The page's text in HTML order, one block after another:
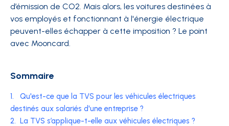
d’émission de CO2. Mais alors, les voitures destinées à
vos employés et fonctionnant à l'énergie électrique
peuvent-elles échapper à cette imposition ? Le point
avec Mooncard.
Sommaire
1.
Qu'est-ce que la TVS pour les véhicules électriques
destinés aux salariés d'une entreprise ?
2. La TVS s’applique-t-elle aux véhicules électriques ?